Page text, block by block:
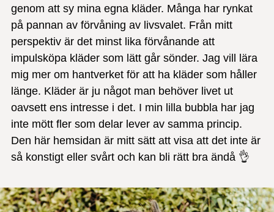
genom att sy mina egna kläder. Många har rynkat
på pannan av förvåning av livsvalet. Från mitt
perspektiv är det minst lika förvånande att
impulsköpa kläder som lätt går sönder. Jag vill lära
mig mer om hantverket för att ha kläder som håller
länge. Kläder är ju något man behöver livet ut
oavsett ens intresse i det. I min lilla bubbla har jag
inte mött fler som delar lever av samma princip.
Den här hemsidan är mitt sätt att visa att det inte är
så konstigt eller svårt och kan bli rätt bra ändå 👌